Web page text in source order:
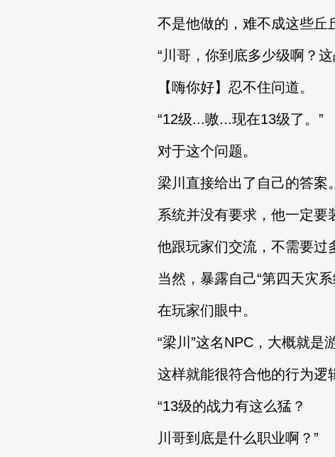
不是他做的，难不成这些丘
“川哥，你到底多少级啊？这
【嗨你好】忍不住问道。
“12级...嗷...现在13级了。”
对于这个问题。
梁川直接给出了自己的答案。
系统并没有要求，他一定要装
他跟玩家们交流，不需要过
当然，暴露自己“第四天灾系
在玩家们眼中。
“梁川”这名NPC，大概就是游
这样就能很符合他的行为逻
“13级的战力有这么猛？
川哥到底是什么职业啊？”